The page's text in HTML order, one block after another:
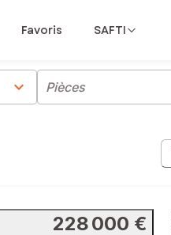
Favoris SAFTI
chevron_right Pièces
228 000 €